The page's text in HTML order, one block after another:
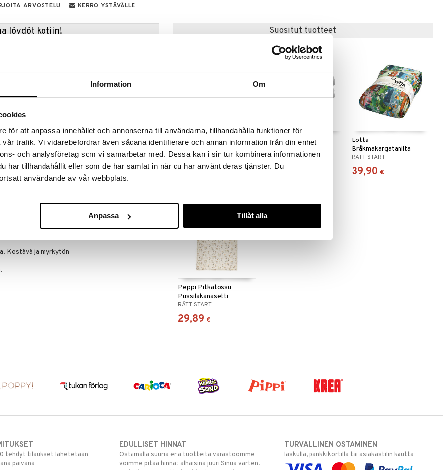
Information Om
för att anpassa innehållet och annonserna till användarna, tillhandahålla funktioner för
trafik. Vi vidarebefordrar även sådana identifierare och annan information från din enhet
och analysföretag som vi samarbetar med. Dessa kan i sin tur kombinera informationen
har tillhandahållit eller som de har samlat in när du har använt deras tjänster. Du
användande av vår webbplats.
Anpassa Tillåt alla
ARVOSTELU KERRO YSTÄVÄLLE
löydöt kotiin!
31.8.2026 asti mutta ole nopea -
voivat päästä loppumaan!
ja kannettavaa sängynsuojaa lapsille. Sängynsuojat
asetetaan lakanan alle estämään lasta
on kummassakin kaksi liukumista
Kestävä ja myrkytön
Suositut tuotteet
Se pikkuinen Lotta
RÄTT START
22,90
bblüv Sängynsuojat
BBLUV
34,90
Lotta
Bråkmakargatanilta
reunapehmuste
RÄTT START
39,90 €
Peppi Pitkätossu
Pussilakanasetti
RÄTT START
29,89 €
tehdyt tilaukset lähetetään
päivänä
EDULLISET HINNAT
Ostamalla suuria eriä tuotteita varastoomme
voimme pitää hinnat alhaisina juuri Sinua varten!
TURVALLINEN OSTAMINEN
laskulla, pankkikortilla tai asiakastilin kautta